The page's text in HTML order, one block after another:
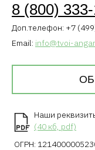
Email: info@tvoi-
Доп.телефон: +7
8 (800)
ОГРН:
Наши
(40 кб, pdf)